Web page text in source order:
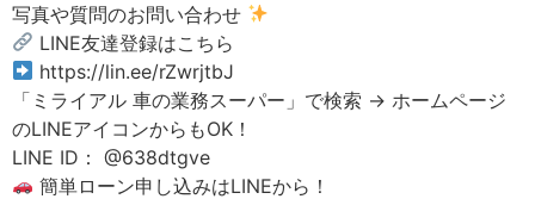
写真や質問のお問い合わせ
LINE友達登録はこちら
https://lin.ee/rZwrjtbJ
「ミライアル 車の業務スーパー」で検索 → ホームページ
のLINEアイコンからもOK！
LINE ID： @638dtgve
簡単ローン申し込みはLINEから！